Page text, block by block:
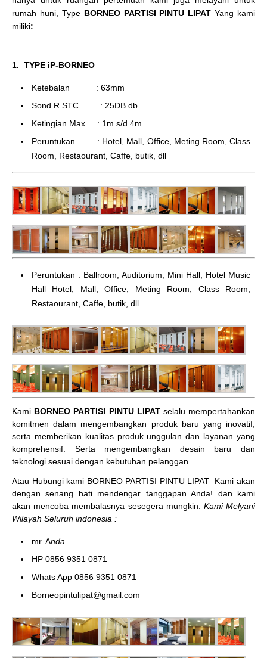
rumah huni, Type BORNEO PARTISI PINTU LIPAT Yang kami
miliki:
1. TYPE iP-BORNEO
Ketebalan : 63mm
Sond R.STC : 25DB db
Ketingian Max : 1m s/d 4m
Peruntukan : Hotel, Mall, Office, Meting Room, Class
Room, Restaourant, Caffe, butik, dll
Peruntukan : Ballroom, Auditorium, Mini Hall, Hotel Music
Hall Hotel, Mall, Office, Meting Room, Class Room,
Restaourant, Caffe, butik, dll
Kami BORNEO PARTISI PINTU LIPATselalu mempertahankan
komitmen dalam mengembangkan produk baru yang inovatif,
serta memberikan kualitas produk unggulan dan layanan yang
komprehensif. Serta mengembangkan desain baru dan
teknologi sesuai dengan kebutuhan pelanggan.
Atau Hubungi kami BORNEO PARTISI PINTU LIPAT
Kami akan
dengan senang hati mendengar tanggapan Anda! dan kami
akan mencoba membalasnya sesegera mungkin: Kami Melyani
Wilayah Seluruh indonesia :
mr. Anda
HP 0856 9351 0871
Whats App 0856 9351 0871
Borneopintulipat@gmail.com